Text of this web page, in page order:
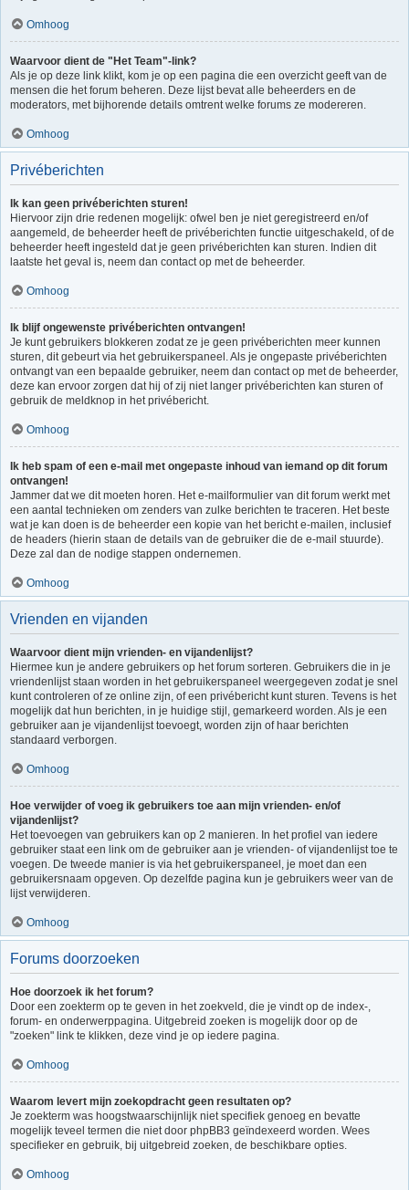
Omhoog
Waarvoor dient de "Het Team"-link?
Als je op deze link klikt, kom je op een pagina die een overzicht geeft van de
mensen die het forum beheren. Deze lijst bevat alle beheerders en de
moderators, met bijhorende details omtrent welke forums ze modereren.
Omhoog
Privéberichten
Ik kan geen privéberichten sturen!
Hiervoor zijn drie redenen mogelijk: ofwel ben je niet geregistreerd en/of
aangemeld, de beheerder heeft de privéberichten functie uitgeschakeld, of de
beheerder heeft ingesteld dat je geen privéberichten kan sturen. Indien dit
laatste het geval is, neem dan contact op met de beheerder.
Omhoog
Ik blijf ongewenste privéberichten ontvangen!
Je kunt gebruikers blokkeren zodat ze je geen privéberichten meer kunnen
sturen, dit gebeurt via het gebruikerspaneel. Als je ongepaste privéberichten
ontvangt van een bepaalde gebruiker, neem dan contact op met de beheerder,
deze kan ervoor zorgen dat hij of zij niet langer privéberichten kan sturen of
gebruik de meldknop in het privébericht.
Omhoog
Ik heb spam of een e-mail met ongepaste inhoud van iemand op dit forum
ontvangen!
Jammer dat we dit moeten horen. Het e-mailformulier van dit forum werkt met
een aantal technieken om zenders van zulke berichten te traceren. Het beste
wat je kan doen is de beheerder een kopie van het bericht e-mailen, inclusief
de headers (hierin staan de details van de gebruiker die de e-mail stuurde).
Deze zal dan de nodige stappen ondernemen.
Omhoog
Vrienden en vijanden
Waarvoor dient mijn vrienden- en vijandenlijst?
Hiermee kun je andere gebruikers op het forum sorteren. Gebruikers die in je
vriendenlijst staan worden in het gebruikerspaneel weergegeven zodat je snel
kunt controleren of ze online zijn, of een privébericht kunt sturen. Tevens is het
mogelijk dat hun berichten, in je huidige stijl, gemarkeerd worden. Als je een
gebruiker aan je vijandenlijst toevoegt, worden zijn of haar berichten
standaard verborgen.
Omhoog
Hoe verwijder of voeg ik gebruikers toe aan mijn vrienden- en/of
vijandenlijst?
Het toevoegen van gebruikers kan op 2 manieren. In het profiel van iedere
gebruiker staat een link om de gebruiker aan je vrienden- of vijandenlijst toe te
voegen. De tweede manier is via het gebruikerspaneel, je moet dan een
gebruikersnaam opgeven. Op dezelfde pagina kun je gebruikers weer van de
lijst verwijderen.
Omhoog
Forums doorzoeken
Hoe doorzoek ik het forum?
Door een zoekterm op te geven in het zoekveld, die je vindt op de index-,
forum- en onderwerppagina. Uitgebreid zoeken is mogelijk door op de
"zoeken" link te klikken, deze vind je op iedere pagina.
Omhoog
Waarom levert mijn zoekopdracht geen resultaten op?
Je zoekterm was hoogstwaarschijnlijk niet specifiek genoeg en bevatte
mogelijk teveel termen die niet door phpBB3 geïndexeerd worden. Wees
specifieker en gebruik, bij uitgebreid zoeken, de beschikbare opties.
Omhoog